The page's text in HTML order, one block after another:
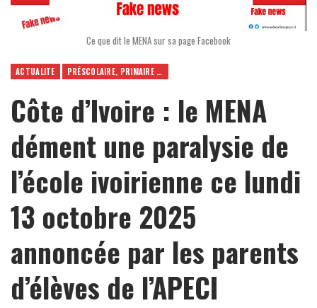
Ce que dit le MENA sur sa page Facebook
ACTUALITE PRÉSCOLAIRE, PRIMAIRE ET SECONDAIRE
Côte d’Ivoire : le MENA
dément une paralysie de
l’école ivoirienne ce lundi
13 octobre 2025
annoncée par les parents
d’élèves de l’APECI